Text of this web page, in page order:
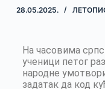
28.05.2025.
На часовима
ученици петог
народне
задатак да код